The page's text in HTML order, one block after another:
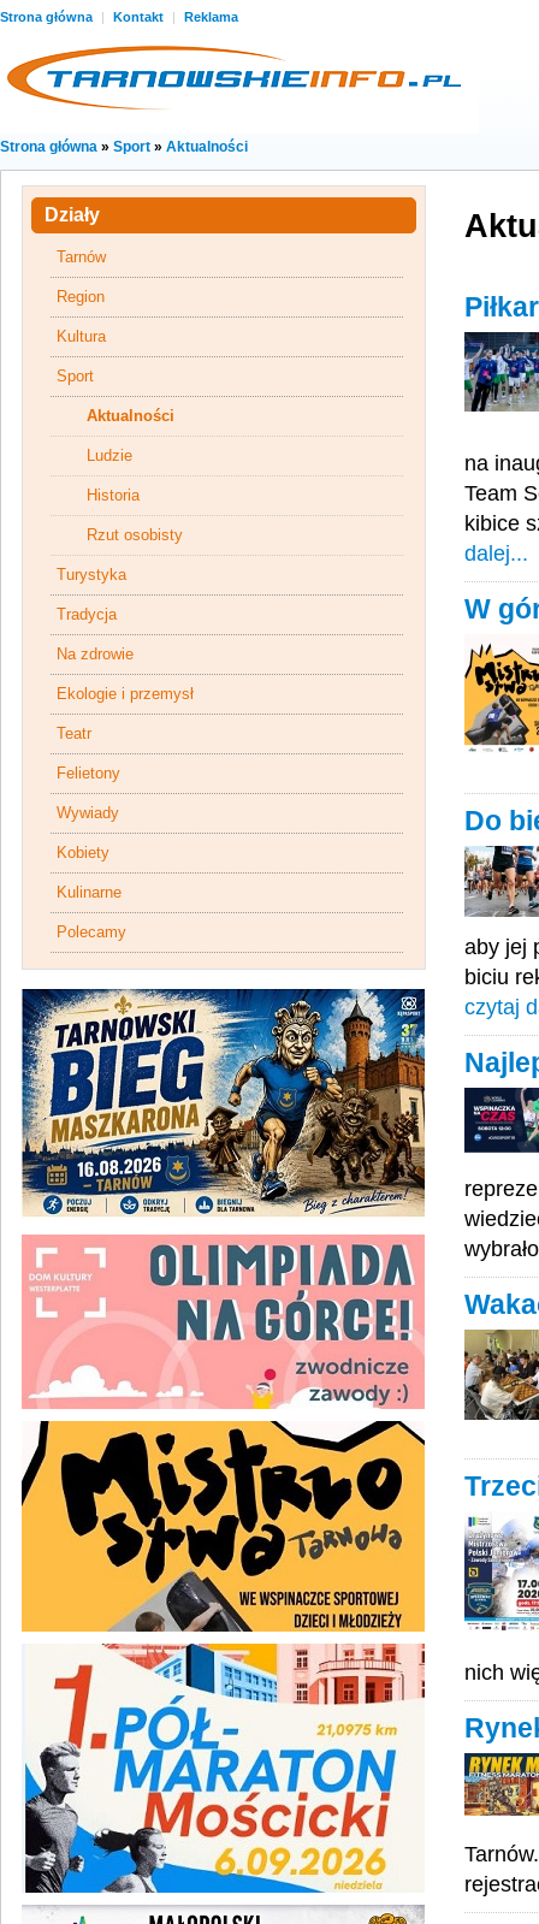
Strona główna | Kontakt | Reklama
Strona główna » Sport » Aktualności
na
Team
kibice
dalej...
W
Do
aby jej
biciu
czytaj
nich
Działy
Tarnów
Region
Kultura
Sport
Aktualności
Ludzie
Historia
Rzut osobisty
Turystyka
Tradycja
Na zdrowie
Ekologie i przemysł
Teatr
Felietony
Wywiady
Kobiety
Kulinarne
Polecamy